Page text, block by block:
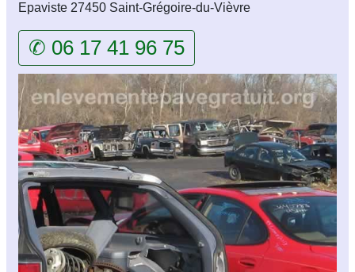
Epaviste 27450 Saint-Grégoire-du-Vièvre
✆ 06 17 41 96 75